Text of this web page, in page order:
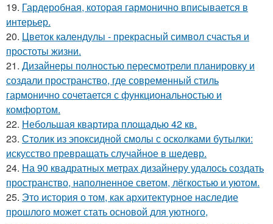
19. Гардеробная, которая гармонично вписывается в
интерьер.
20. Цветок календулы - прекрасный символ счастья и
простоты жизни.
21. Дизайнеры полностью пересмотрели планировку и
создали пространство, где современный стиль
гармонично сочетается с функциональностью и
комфортом.
22. Небольшая квартира площадью 42 кв.
23. Столик из эпоксидной смолы с осколками бутылки:
искусство превращать случайное в шедевр.
24. На 90 квадратных метрах дизайнеру удалось создать
пространство, наполненное светом, лёгкостью и уютом.
25. Это история о том, как архитектурное наследие
прошлого может стать основой для уютного,